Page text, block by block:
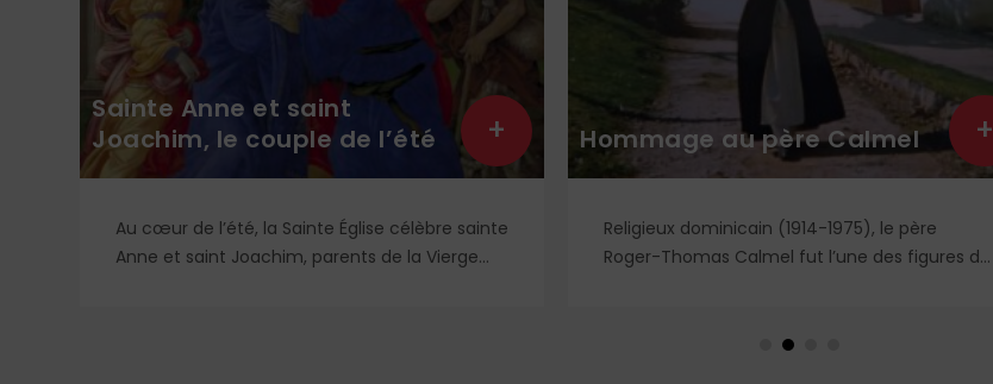
Sainte Anne et saint
Joachim, le couple de l’été
Au cœur de l’été, la Sainte Église célèbre sainte
Anne et saint Joachim, parents de la Vierge
+ Hommage au père Calmel
Religieux dominicain (1914-1975), le père
Roger-Thomas Calmel fut l’une des figures du
traditionnelle, ainsi qu’aux antiques
+